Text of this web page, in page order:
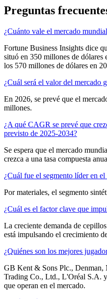
Preguntas
¿Cuánto vale el mercado
Fortune Business Insights dice
situó en 350 millones de dólares
los 570 millones de dólares en
¿Cuál será el valor del mercado
En 2026, se prevé que el
millones.
¿A qué CAGR se prevé que
previsto de 2025-2034?
Se espera que el mercado
crezca a una tasa compuesta
¿Cuál fue el segmento líder en
Por materiales, el segmento
¿Cuál es el factor clave que
La creciente demanda de
está impulsando el crecimiento
¿Quiénes son los mejores
GB Kent & Sons Plc.,
Trading Co., Ltd., L'Oréal S.A.
que operan en el mercado.